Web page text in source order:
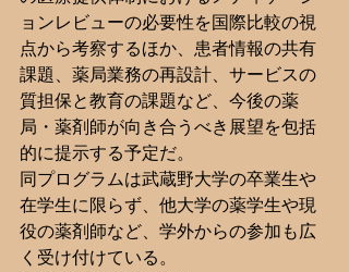
ョンレビューの必要性を国際比較の視
点から考察するほか、患者情報の共有
課題、薬局業務の再設計、サービスの
質担保と教育の課題など、今後の薬
局・薬剤師が向き合うべき展望を包括
的に提示する予定だ。
同プログラムは武蔵野大学の卒業生や
在学生に限らず、他大学の薬学生や現
役の薬剤師など、学外からの参加も広
く受け付けている。